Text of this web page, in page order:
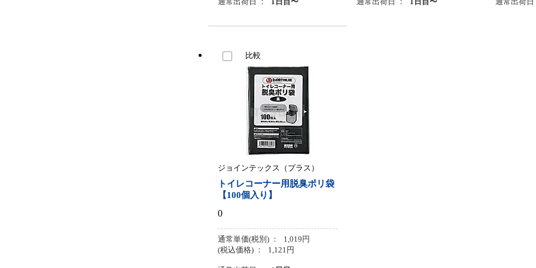
比較
ジョインテックス（プラス）
トイレコーナー用脱臭ポリ袋
【100個入り】
0
通常単価(税別) ： 1,019 円
(税込価格) ：
1,121 円